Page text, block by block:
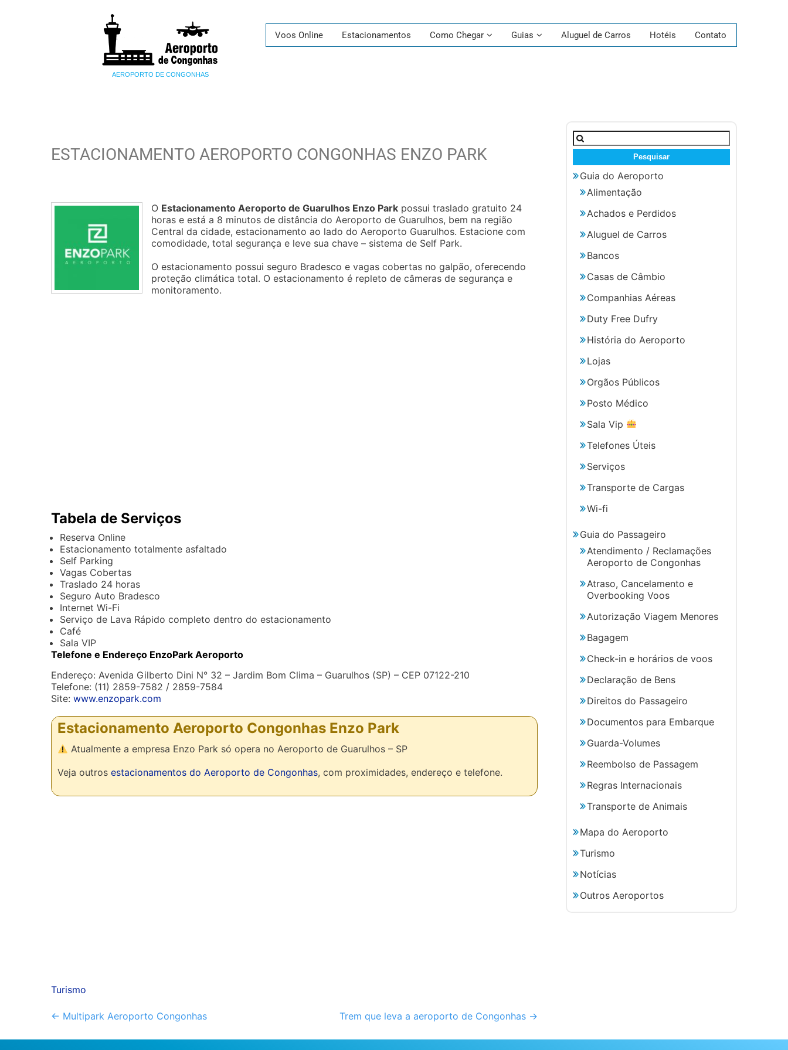
AEROPORTO DE CONGONHAS
Voos Online Estacionamentos Como Chegar Guias Aluguel de Carros Hotéis Contato
ESTACIONAMENTO AEROPORTO CONGONHAS ENZO PARK
O Estacionamento Aeroporto de Guarulhos Enzo Park possui traslado gratuito 24
horas e está a 8 minutos de distância do Aeroporto de Guarulhos, bem na região
Central da cidade, estacionamento ao lado do Aeroporto Guarulhos. Estacione com
comodidade, total segurança e leve sua chave – sistema de Self Park.
O estacionamento possui seguro Bradesco e vagas cobertas no galpão, oferecendo
proteção climática total. O estacionamento é repleto de câmeras de segurança e
monitoramento.
Tabela de Serviços
Reserva Online
Estacionamento totalmente asfaltado
Self Parking
Vagas Cobertas
Traslado 24 horas
Seguro Auto Bradesco
Internet Wi-Fi
Serviço de Lava Rápido completo dentro do estacionamento
Café
Sala VIP
Telefone e Endereço EnzoPark Aeroporto
Endereço: Avenida Gilberto Dini N° 32 – Jardim Bom Clima – Guarulhos (SP) – CEP 07122-210
Telefone: (11) 2859-7582 / 2859-7584
Site: www.enzopark.com
Estacionamento Aeroporto Congonhas Enzo Park
Atualmente a empresa Enzo Park só opera no Aeroporto de Guarulhos – SP
Veja outros estacionamentos do Aeroporto de Congonhas, com proximidades, endereço e telefone.
Turismo
Outros
← Multipark Aeroporto Congonhas Trem que leva a aeroporto de Congonhas →
Pesquisar
por:
Guia do Aeroporto
Alimentação
Achados e Perdidos
Aluguel de Carros
Bancos
Casas de Câmbio
Companhias Aéreas
Duty Free Dufry
História do Aeroporto
Lojas
Orgãos Públicos
Posto Médico
Sala Vip
Telefones Úteis
Serviços
Transporte de Cargas
Wi-fi
Guia do Passageiro
Atendimento / Reclamações
Aeroporto de Congonhas
Atraso, Cancelamento e
Overbooking Voos
Autorização Viagem Menores
Bagagem
Check-in e horários de voos
Declaração de Bens
Direitos do Passageiro
Documentos para Embarque
Guarda-Volumes
Reembolso de Passagem
Regras Internacionais
Transporte de Animais
Mapa do Aeroporto
Turismo
Notícias
Outros Aeroportos